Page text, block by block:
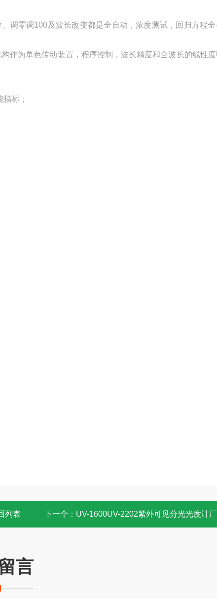
调零调100及波长改变都是全自动，浓度测试，回归方程
作为单色传动装置，程序控制，波长精度和全波长的线性
标；
列表 下一个： UV-1600UV-2202紫外可见分光光度计
言